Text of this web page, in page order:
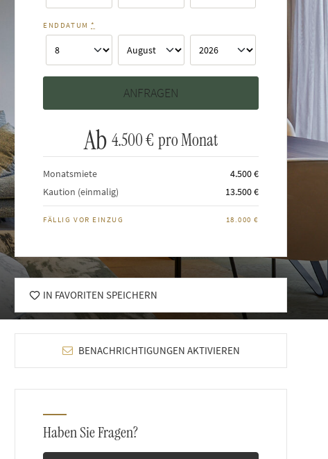
ENDDATUM*
Ab4.500 € pro Monat
Monatsmiete
4.500 €
Kaution (einmalig)
13.500 €
FÄLLIG VOR EINZUG 18.000 €
IN FAVORITEN SPEICHERN
BENACHRICHTIGUNGEN AKTIVIEREN
Haben Sie Fragen?